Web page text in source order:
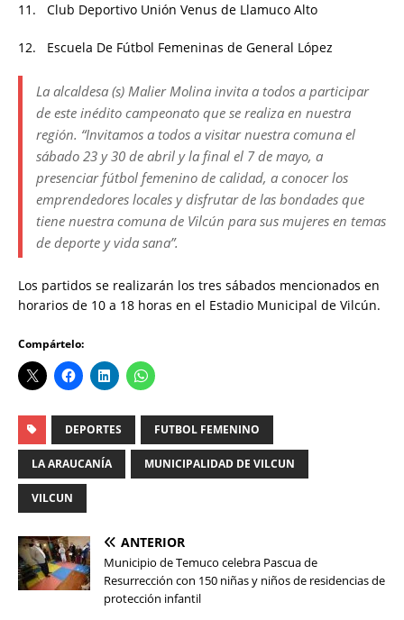
11. Club Deportivo Unión Venus de Llamuco Alto
12. Escuela De Fútbol Femeninas de General López
La alcaldesa (s) Malier Molina invita a todos a participar
de este inédito campeonato que se realiza en nuestra
región. “Invitamos a todos a visitar nuestra comuna el
sábado 23 y 30 de abril y la final el 7 de mayo, a
presenciar fútbol femenino de calidad, a conocer los
emprendedores locales y disfrutar de las bondades que
tiene nuestra comuna de Vilcún para sus mujeres en temas
de deporte y vida sana”.
Los partidos se realizarán los tres sábados mencionados en
horarios de 10 a 18 horas en el Estadio Municipal de Vilcún.
Compártelo:
DEPORTES FUTBOL FEMENINO
LA ARAUCANÍA MUNICIPALIDAD DE VILCUN
VILCUN
ANTERIOR
Municipio de Temuco celebra Pascua de
Resurrección con 150 niñas y niños de residencias de
protección infantil